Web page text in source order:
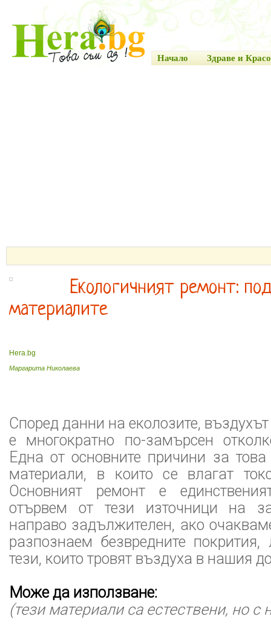
Начало Здраве и
Екологичният ремонт:
материалите
Hera.bg
Маргарита Николаева
Според данни на еколозите,
е многократно по-замърсен
Една от основните причини за това
материали, в които се влагат
Основният ремонт е
отървем от тези източници на
направо задължителен, ако
разпознаем безвредните
тези, които тровят въздуха в нашия
Може да използване:
(тези материали са естествени, но с